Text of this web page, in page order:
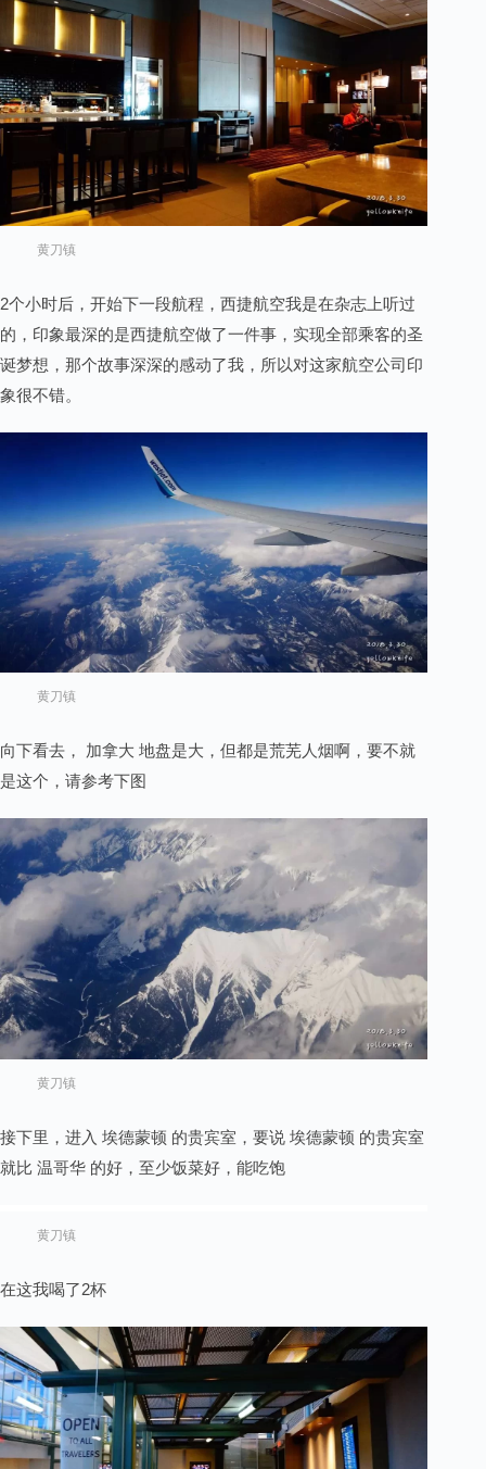
黄刀镇
2个小时后，开始下一段航程，西捷航空我是在杂志上听过
的，印象最深的是西捷航空做了一件事，实现全部乘客的圣
诞梦想，那个故事深深的感动了我，所以对这家航空公司印
象很不错。
黄刀镇
向下看去， 加拿大 地盘是大，但都是荒芜人烟啊，要不就
是这个，请参考下图
黄刀镇
接下里，进入 埃德蒙顿 的贵宾室，要说 埃德蒙顿 的贵宾室
就比 温哥华 的好，至少饭菜好，能吃饱
黄刀镇
在这我喝了2杯